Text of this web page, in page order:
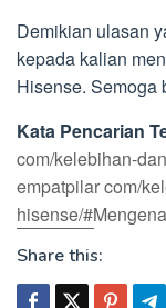
Demikian ulasan
kepada kalian
Hisense. Semoga
Kata Pencarian
com/kelebihan-
empatpilar com/
hisense/
Share this: